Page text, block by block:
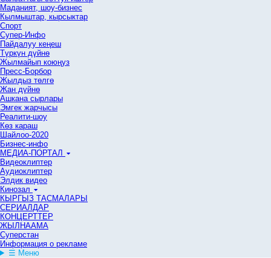
Маданият, шоу-бизнес
Кылмыштар, кырсыктар
Спорт
Супер-Инфо
Пайдалуу кеңеш
Түркүн дүйнө
Жылмайып коюңуз
Пресс-Борбор
Жылдыз төлгө
Жан дүйнө
Ашкана сырлары
Эмгек жарчысы
Реалити-шоу
Көз караш
Шайлоо-2020
Бизнес-инфо
МЕДИА-ПОРТАЛ
Видеоклиптер
Аудиоклиптер
Элдик видео
Кинозал
КЫРГЫЗ ТАСМАЛАРЫ
СЕРИАЛДАР
КОНЦЕРТТЕР
ЖЫЛНААМА
Суперстан
Информация о рекламе
☰ Меню